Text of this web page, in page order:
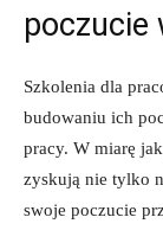
poczucie
Szkolenia dla
budowaniu ich
pracy. W miarę
zyskują nie tylko
swoje poczucie